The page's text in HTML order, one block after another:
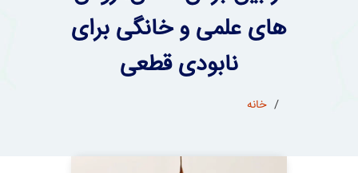
های علمی و خانگی برای
نابودی قطعی
خانه